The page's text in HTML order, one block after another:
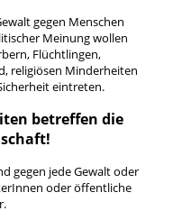
gegen Menschen
Meinung wollen
Flüchtlingen,
religiösen Minderheiten
eintreten.
betreffen die
gegen jede Gewalt oder
oder öffentliche